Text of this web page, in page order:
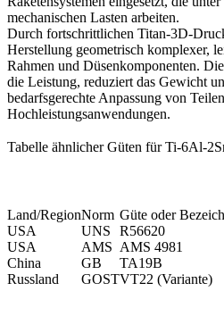
mechanischen Lasten arbeiten.
Durch fortschrittlichen Titan-3D-
Herstellung geometrisch komplexer,
Rahmen und Düsenkomponenten.
die Leistung, reduziert das Gewicht
bedarfsgerechte Anpassung von
Hochleistungsanwendungen.
Tabelle ähnlicher Güten für Ti-6Al-
Land/RegionNorm Güte oder
USA
UNS
R56620
USA
AMS AMS 4981
China
GB
TA19B
Russland
GOSTVT22 (Variante)